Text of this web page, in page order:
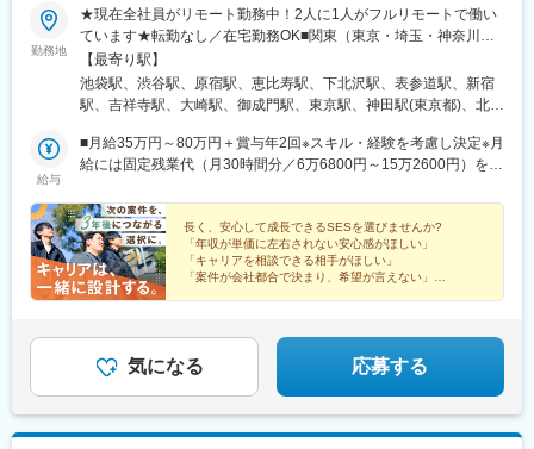
山駅、須坂駅、富山駅、砺波駅、黒部駅、魚津駅、金沢駅、浜松
駅、静岡駅、富士駅、沼津駅、磐田駅、藤枝駅、岡崎駅、豊橋
駅、名古屋駅、刈谷市駅、名鉄一宮駅、三河安城駅、岐阜駅、各
務ケ原駅、多治見駅、可児駅、四日市駅、津駅、名張駅、布施
駅、豊中駅、吹田駅(東海道本線)、梅田駅(地下鉄)、茨木駅、京都
駅、宇治駅(奈良線)、亀岡駅、奈良駅、天理駅、和歌山駅、姫路
駅、西宮駅(ＪＲ線)、尼崎駅(東海道本線)、明石駅、神戸駅(兵庫
県)、宝塚駅、伊丹駅(阪急線)、芦屋駅(東海道本線)、大津駅、草津
駅、呉駅、西条駅(広島県)、尾道駅、下関駅、山口駅(山口県)、宇
部駅、久留米駅、小倉駅(福岡県)、大牟田駅、天神駅、大分駅、別
府駅(大分県)、中津駅(大分県)、鹿児島駅、熊本駅、泉崎駅、中豊
駅、赤井駅、会津本郷駅、西若松駅、湯本駅、本八戸駅、筒井駅
(青森県)、浪岡駅、向山駅、三沢駅(青森県)、七戸十和田駅、黒石
駅、りんくうタウン駅、枚方市駅、三宮駅(神戸新交通)、加古川
駅、新神戸駅、塚口駅(福知山線)、岡本駅(兵庫県)、京阪山科駅、
京都河原町駅、烏丸駅、桂駅、二条駅、赤坂駅(福岡県)、西鉄平尾
駅、六本松駅、吉塚駅、東比恵駅、薬院駅、高槻駅、京橋駅(大阪
府)、新大阪駅、淀屋橋駅、天満橋駅、岸和田駅、池田駅(大阪
勤務地
★現在全社員がリモート勤務中！2人に1人がフルリモートで働い
ています★転勤なし／在宅勤務OK■関東（東京・埼玉・神奈川・
千葉）、関西（大阪）のプロジェクト先※希望や居住地を考慮し、
決定＼リモートワーク事例／子どもが生まれ、「将来的に妻の地
元である宮崎へ移住したい」という希望を叶えるためこれまで経
して案件を獲得し、現在はフルリモートのAWS案件にて活躍中！
＝＝■案件例＝＝＜開発＞・大手求人サイト向けWebアプリ開発
（Java／Spring Boot）・大手ECサイト向けの新規機能開発
（TypeScript／Next.js）＜インフラ＞・ゼロトラストモデル導入
に伴うAzure AD、Intune、Microsoft Defenderの導入支援・ECサ
イトリプレースに伴うAWS基盤構築【本社】東京都豊島区東池袋
1丁目34番5号 いちご東池袋ビル6階JR・東武・西武・東京メトロ
【最寄り駅】
池袋駅、渋谷駅、原宿駅、恵比寿駅、下北沢駅、表参道駅、新宿
駅、吉祥寺駅、大崎駅、御成門駅、東京駅、神田駅(東京都)、北千
駅、押上駅、日吉駅(神奈川県)、自由が丘駅、大宮駅(埼玉県)、松
戸駅、川越駅、本八幡駅(総武線)、本町駅、大阪梅田駅(阪急線)、
橋駅、新大阪駅、神泉駅、明治神宮前駅、代官山駅、池ノ上駅、
新宿駅(東京メトロ)、井の頭公園駅、汐留駅、二重橋前駅、岩本町
駅、牛田駅(東京都)、稲荷町駅(東京都)、赤羽岩淵駅、京急川崎
駅、新丸子駅、市川真間駅、大門駅(東京都)、とうきょうスカイツ
リー駅、奥沢駅、本川越駅、本八幡駅(都営線)、堺筋本町駅、梅田
駅、新代田駅、外苑前駅、新宿西口駅、新橋駅、大手町駅(東京
都)、淡路町駅、京成関屋駅、京成上野駅、向河原駅、竹芝駅、九
品仏駅、京成八幡駅、大阪駅、天王寺駅前駅、肥後橋駅、長堀橋
給与
■月給35万円～80万円＋賞与年2回※スキル・経験を考慮し決定※月
給には固定残業代（月30時間分／6万6800円～15万2600円）を含
￣￣￣￣￣￣￣￣￣￣￣￣￣￣￣◆ 市場価値で評価する給与制度
└単価変動の影響を受けにくい設計└長く安心して働ける仕組みを
目指しています◆ 待機期間中も給与100%保証└現場が合わない時
の調整も、会社が能動的に対応◆ 透明性のある評価体制└「なぜ
上がるのか」をきちんと説明する仕組み＼人生が変わったエンジ
￣￣￣￣◆T・Sさん（30代男性）・前職：インフラ構築・運用経
験4年・ 年収：350万円 → 540万円（これまでの経験が評価され
190万UP！！）◆J・Sさん（20代男性）・前職：開発経験2年・
年収：370万円 → 450万円（今後の活躍を見込んで80万UP！！）
長く、安心して成長できるSESを選びませんか?
「年収が単価に左右されない安心感がほしい」
「キャリアを相談できる相手がほしい」
「案件が会社都合で決まり、希望が言えない」
気になる 応募する